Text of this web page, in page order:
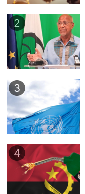
2
3
4